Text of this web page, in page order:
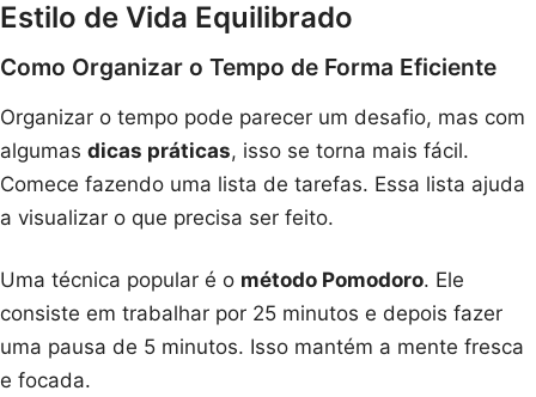
Estilo de Vida Equilibrado
Como Organizar o Tempo de Forma Eficiente
Organizar o tempo pode parecer um desafio, mas com
algumas dicas práticas, isso se torna mais fácil.
Comece fazendo uma lista de tarefas. Essa lista ajuda
a visualizar o que precisa ser feito.
Uma técnica popular é o método Pomodoro. Ele
consiste em trabalhar por 25 minutos e depois fazer
uma pausa de 5 minutos. Isso mantém a mente fresca
e focada.